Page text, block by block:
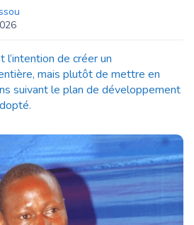
l’intention de créer un
mais plutôt de mettre en
suivant le plan de développement